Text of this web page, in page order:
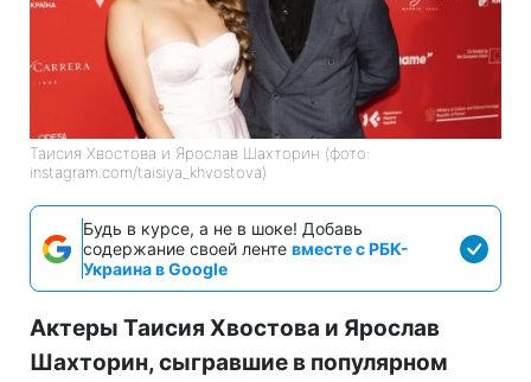
Таисия Хвостова и Ярослав Шахторин (фото:
instagram.com/taisiya_khvostova)
Будь в курсе, а не в шоке! Добавь
содержание своей ленте вместе с РБК-
Украина в Google
Актеры Таисия Хвостова и Ярослав
Шахторин, сыгравшие в популярном